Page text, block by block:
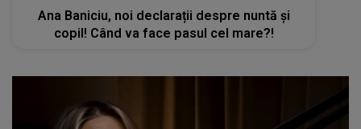
Ana Baniciu, noi declarații despre nuntă și
copil! Când va face pasul cel mare?!